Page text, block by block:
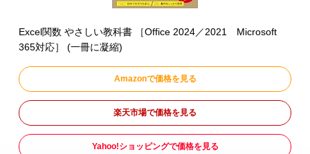
Excel関数 やさしい教科書 ［Office 2024／2021 Microsoft
365対応］ (一冊に凝縮)
Amazonで価格を見る
楽天市場で価格を見る
Yahoo!ショッピングで価格を見る